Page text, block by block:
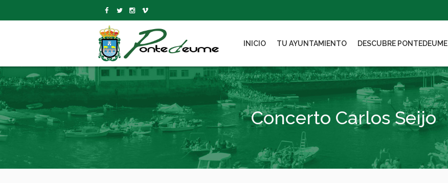
INICIO TU AYUNTAMIENTO DESCUBRE PONTEDEUME
Concerto Carlos Seijo